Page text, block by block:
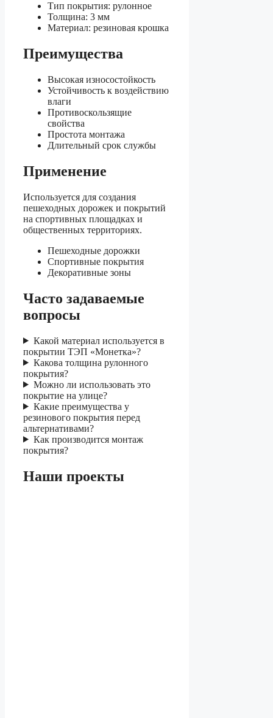
Тип покрытия: рулонное
Толщина: 3 мм
Материал: резиновая крошка
Преимущества
Высокая износостойкость
Устойчивость к воздействию
влаги
Противоскользящие
свойства
Простота монтажа
Длительный срок службы
Применение
Используется для создания
пешеходных дорожек и покрытий
на спортивных площадках и
общественных территориях.
Пешеходные дорожки
Спортивные покрытия
Декоративные зоны
Часто задаваемые
вопросы
Какой материал используется в
покрытии ТЭП «Монетка»?
Какова толщина рулонного
покрытия?
Можно ли использовать это
покрытие на улице?
Какие преимущества у
резинового покрытия перед
альтернативами?
Как производится монтаж
покрытия?
Наши проекты